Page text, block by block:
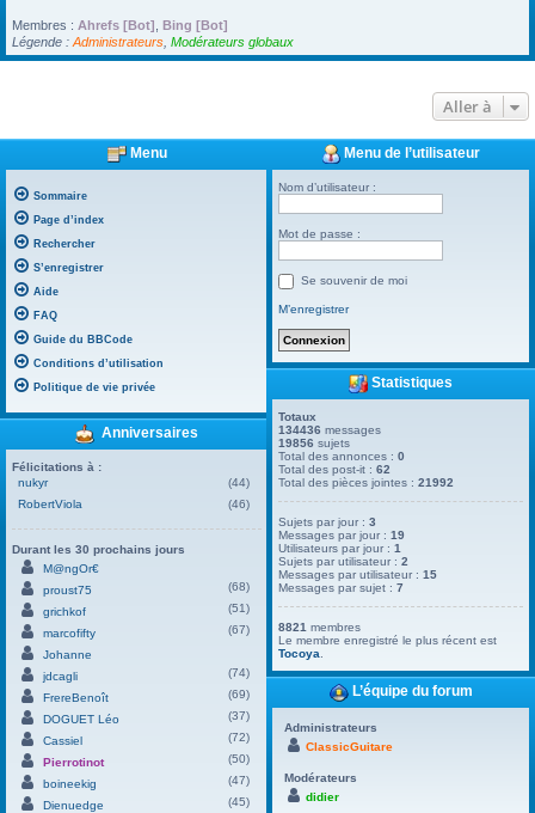
Membres : Ahrefs [Bot] Bing [Bot]
Légende : Administrateurs Modérateurs globaux
Aller à
Menu
Sommaire
Page d’index
Rechercher
S’enregistrer
Aide
FAQ
Guide du BBCode
Conditions d’utilisation
Politique de vie privée
Anniversaires
Félicitations à :
nukyr
(44)
RobertViola
(46)
Durant les 30 prochains jours
M@ngOr€
proust75
(68)
grichkof
(51)
marcofifty
(67)
Johanne
jdcagli
(74)
FrereBenoît
(69)
DOGUET Léo
(37)
Cassiel
(72)
Pierrotinot
(50)
boineekig
(47)
Dienuedge
(45)
Menu de l’utilisateur
Nom d’utilisateur :
Mot de passe :
Se souvenir de moi
M’enregistrer
Statistiques
Totaux
134436 messages
19856 sujets
Total des annonces :0
Total des post-it :62
Total des pièces jointes :21992
Sujets par jour :3
Messages par jour :19
Utilisateurs par jour :1
Sujets par utilisateur :2
Messages par utilisateur :15
Messages par sujet :7
8821 membres
Le membre enregistré le plus récent est
Tocoya
L’équipe du forum
Administrateurs
ClassicGuitare
Modérateurs
didier